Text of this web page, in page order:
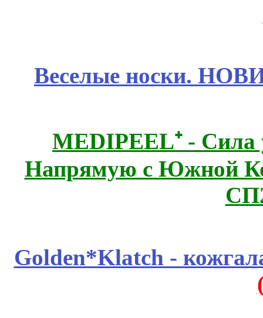
Веселые носки.
MEDIPEEL⁺ - Сила
Напрямую с Южной
Golden*Klatch -